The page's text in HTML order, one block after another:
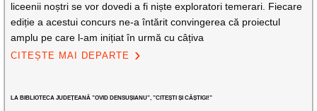
liceenii noștri se vor dovedi a fi niște exploratori temerari. Fiecare
ediție a acestui concurs ne-a întărit convingerea că proiectul
amplu pe care l-am inițiat în urmă cu câțiva
CITEȘTE MAI DEPARTE
LA BIBLIOTECA JUDEȚEANĂ ”OVID DENSUȘIANU”, ”CITEȘTI ȘI CÂȘTIGI!”